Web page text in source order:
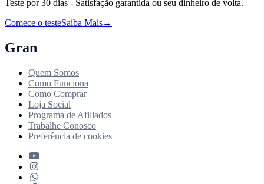
Teste por 30 dias - Satisfação garantida ou seu dinheiro de volta.
Comece o testeSaiba Mais→
Gran
Quem Somos
Como Funciona
Como Comprar
Loja Social
Programa de Afiliados
Trabalhe Conosco
Preferência de cookies